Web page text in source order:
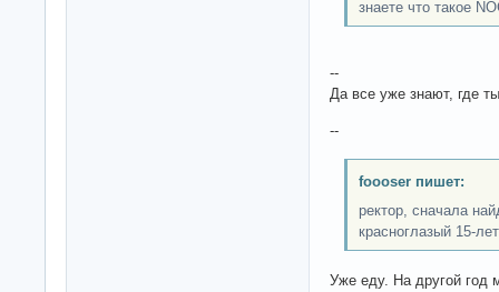
знаете что такое
--
Да все уже знают, где
--
foooser пишет:
ректор, сначала
красноглазый 15-
Уже еду. На другой год